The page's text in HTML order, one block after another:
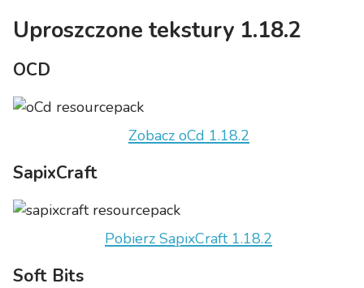
Uproszczone tekstury 1.18.2
OCD
Zobacz oCd 1.18.2
SapixCraft
Pobierz SapixCraft 1.18.2
Soft Bits